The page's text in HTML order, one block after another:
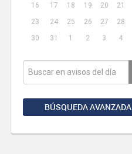
16
17 18 19 20 21
23
24 25 26 27 28
30
31 1 2 3 4
BÚSQUEDA AVANZADA